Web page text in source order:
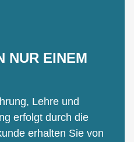
NUR EINEM
Lehre und
erfolgt durch die
erhalten Sie von